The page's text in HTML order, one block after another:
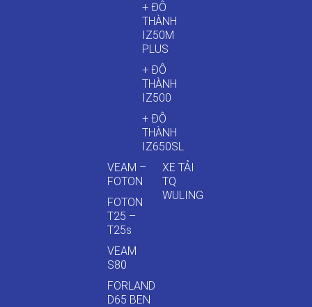
+ ĐÔ
THÀNH
IZ50M
PLUS
+ ĐÔ
THÀNH
IZ500
+ ĐÔ
THÀNH
IZ650SL
VEAM –
FOTON
FOTON
T25 –
T25s
VEAM
S80
FORLAND
D65 BEN
XE TẢI
TQ
WULING